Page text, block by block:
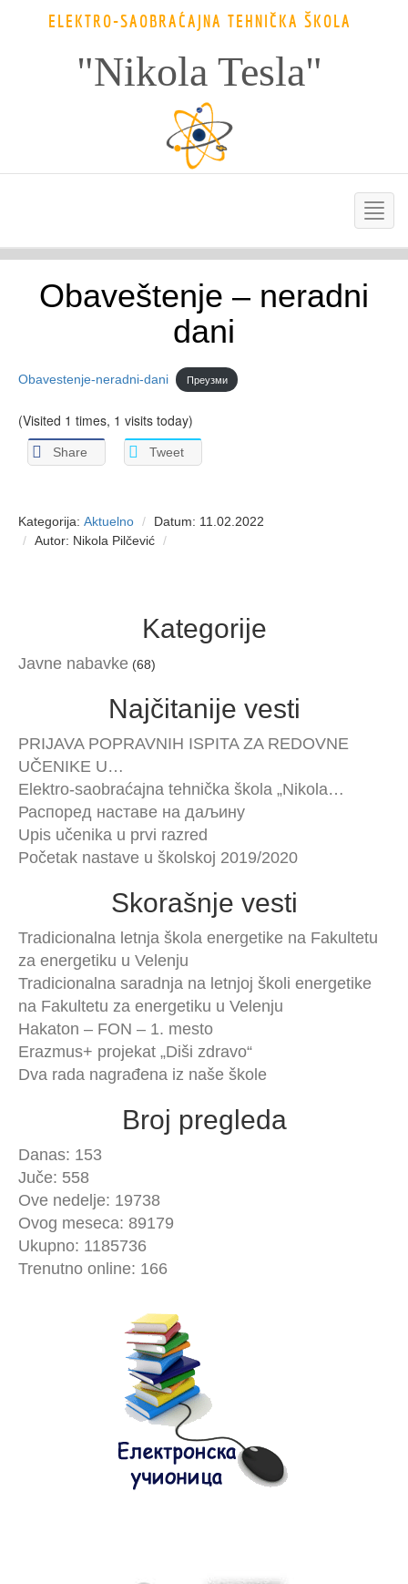
ELEKTRO-SAOBRAĆAJNA TEHNIČKA ŠKOLA
"Nikola Tesla"
Obaveštenje – neradni
dani
Obavestenje-neradni-dani Преузми
(Visited 1 times, 1 visits today)
Share Tweet
Kategorija: Aktuelno
Datum: 11.02.2022
Autor: Nikola Pilčević
Kategorije
Javne nabavke (68)
Najčitanije vesti
PRIJAVA POPRAVNIH ISPITA ZA REDOVNE
UČENIKE U…
Elektro-saobraćajna tehnička škola „Nikola…
Распоред наставе на даљину
Upis učenika u prvi razred
Početak nastave u školskoj 2019/2020
Skorašnje vesti
Tradicionalna letnja škola energetike na Fakultetu
za energetiku u Velenju
Tradicionalna saradnja na letnjoj školi energetike
na Fakultetu za energetiku u Velenju
Hakaton – FON – 1. mesto
Erazmus+ projekat „Diši zdravo“
Dva rada nagrađena iz naše škole
Broj pregleda
Danas: 153
Juče: 558
Ove nedelje: 19738
Ovog meseca: 89179
Ukupno: 1185736
Trenutno online: 166